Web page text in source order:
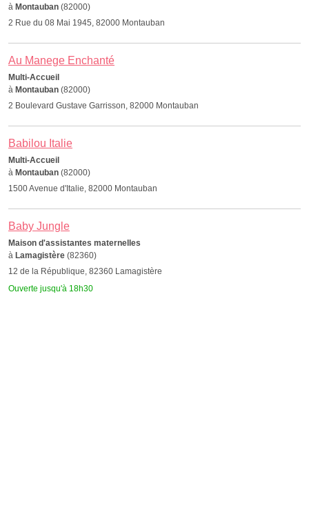
à Montauban (82000)
2 Rue du 08 Mai 1945, 82000 Montauban
Au Manege Enchanté
Multi-Accueil
à Montauban (82000)
2 Boulevard Gustave Garrisson, 82000 Montauban
Babilou Italie
Multi-Accueil
à Montauban (82000)
1500 Avenue d'Italie, 82000 Montauban
Baby Jungle
Maison d'assistantes maternelles
à Lamagistère (82360)
12 de la République, 82360 Lamagistère
Ouverte jusqu'à 18h30